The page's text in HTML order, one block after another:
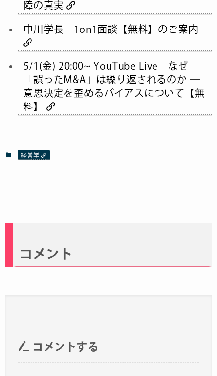
障の真実
中川学長 1on1面談【無料】のご案内
5/1(金) 20:00~ YouTube Live なぜ
「誤ったM&A」は繰り返されるのか ―
意思決定を歪めるバイアスについて【無
料】
経営学
コメント
コメントする